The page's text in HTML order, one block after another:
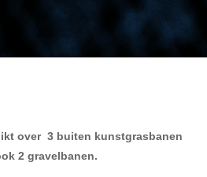
over 3 buiten kunstgrasbanen
2 gravelbanen.